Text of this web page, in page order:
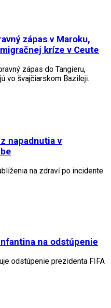
zápas v Maroku,
kríze v Ceute
zápas do Tangieru,
vo švajčiarskom Bazileji.
napadnutia v
na zdraví po incidente
na odstúpenie
odstúpenie prezidenta FIFA